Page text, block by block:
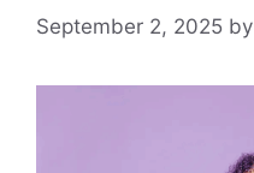
September 2, 2025 by